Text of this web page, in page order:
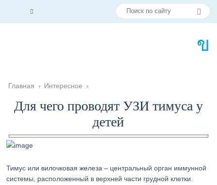
Главная › Интересное ›
Для чего проводят УЗИ тимуса у
детей
Тимус или вилочковая железа – центральный орган иммунной
системы, расположенный в верхней части грудной клетки.